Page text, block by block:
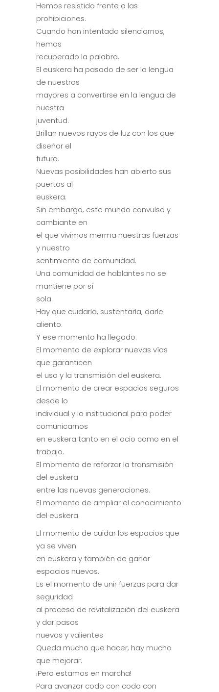
Hemos resistido frente a las
prohibiciones.
Cuando han intentado silenciarnos,
hemos
recuperado la palabra.
El euskera ha pasado de ser la lengua
de nuestros
mayores a convertirse en la lengua de
nuestra
juventud.
Brillan nuevos rayos de luz con los que
diseñar el
futuro.
Nuevas posibilidades han abierto sus
puertas al
euskera.
Sin embargo, este mundo convulso y
cambiante en
el que vivimos merma nuestras fuerzas
y nuestro
sentimiento de comunidad.
Una comunidad de hablantes no se
mantiene por sí
sola.
Hay que cuidarla, sustentarla, darle
aliento.
Y ese momento ha llegado.
El momento de explorar nuevas vías
que garanticen
el uso y la transmisión del euskera.
El momento de crear espacios seguros
desde lo
individual y lo institucional para poder
comunicarnos
en euskera tanto en el ocio como en el
trabajo.
El momento de reforzar la transmisión
del euskera
entre las nuevas generaciones.
El momento de ampliar el conocimiento
del euskera.
El momento de cuidar los espacios que
ya se viven
en euskera y también de ganar
espacios nuevos.
Es el momento de unir fuerzas para dar
seguridad
al proceso de revitalización del euskera
y dar pasos
nuevos y valientes
Queda mucho que hacer, hay mucho
que mejorar.
¡Pero estamos en marcha!
Para avanzar codo con codo con